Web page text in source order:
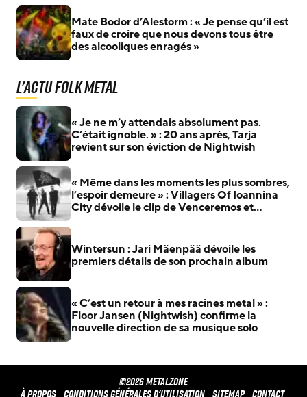
Mate Bodor d’Alestorm : « Je pense qu’il est
faux de croire que nous devons tous être
des alcooliques enragés »
L'actu Folk Metal
« Je ne m’y attendais absolument pas.
C’était ignoble. » : 20 ans après, Tarja
revient sur son éviction de Nightwish
« Même dans les moments les plus sombres,
l’espoir demeure » : Villagers Of Ioannina
City dévoile le clip de Venceremos et
Wintersun : Jari Mäenpää dévoile les
premiers détails de son prochain album
« C’est un retour à mes racines metal » :
Floor Jansen (Nightwish) confirme la
nouvelle direction de sa musique solo
©2026 METALZONE